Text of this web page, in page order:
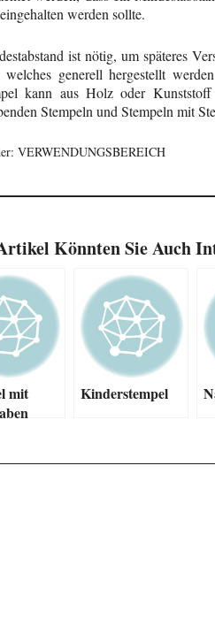
werden sollte.
ist nötig, um späteres
welches generell hergestellt
kann aus Holz oder
Stempeln und Stempeln mit
VERWENDUNGSBEREICH
Könnten Sie Auch
mit
Kinderstempel